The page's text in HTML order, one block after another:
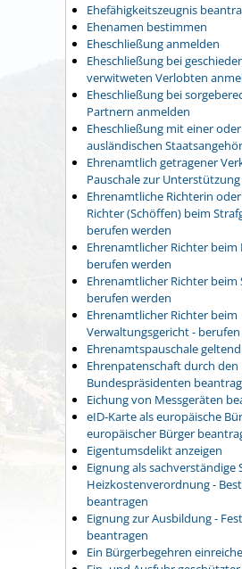
Ehefähigkeitszeugnis
Ehenamen bestimmen
Eheschließung anmelden
Eheschließung bei
verwitweten Verlobten
Eheschließung bei
Partnern anmelden
Eheschließung mit einer
ausländischen
Ehrenamtlich getragener
Pauschale zur
Ehrenamtliche Richterin
Richter (Schöffen) beim
berufen werden
Ehrenamtlicher Richter beim
berufen werden
Ehrenamtlicher Richter beim
berufen werden
Ehrenamtlicher Richter beim
Verwaltungsgericht -
Ehrenamtspauschale
Ehrenpatenschaft durch den
Bundespräsidenten
Eichung von Messgeräten
eID-Karte als europäische
europäischer Bürger
Eigentumsdelikt anzeigen
Eignung als sachverständige
Heizkostenverordnung -
beantragen
Eignung zur Ausbildung -
beantragen
Ein Bürgerbegehren